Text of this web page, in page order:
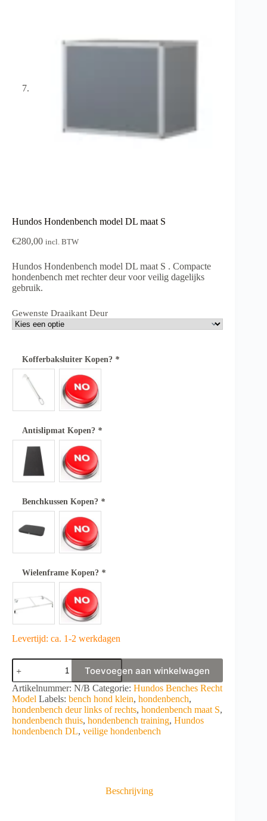
Hundos Hondenbench model DL maat S
€280,00 incl. BTW
Hundos Hondenbench model DL maat S . Compacte
hondenbench met rechter deur voor veilig dagelijks
gebruik.
Gewenste Draaikant Deur
Kofferbaksluiter Kopen? *
Antislipmat Kopen? *
Benchkussen Kopen? *
Wielenframe Kopen? *
Levertijd: ca. 1-2 werkdagen
Hundos
Hondenbench
model
DL
maat
S
aantal
Toevoegen aan winkelwagen
A
l
t
e
r
Artikelnummer: N/B Categorie: Hundos Benches Recht
Model Labels: bench hond klein, hondenbench,
hondenbench deur links of rechts, hondenbench maat S,
hondenbench thuis, hondenbench training, Hundos
hondenbench DL, veilige hondenbench
Beschrijving